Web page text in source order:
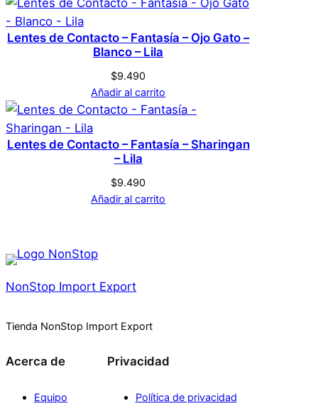
Tamaño S
registrados que hayan comprado este
producto pueden hacer una valoración.
Lentes de Contacto – Fantasía – Ojo Gato –
Blanco – Lila
$9.490
Añadir al carrito
Lentes de Contacto – Fantasía – Sharingan
– Lila
$9.490
Añadir al carrito
NonStop Import Export
Tienda NonStop Import Export
Acerca de
Equipo
Privacidad
Política de privacidad